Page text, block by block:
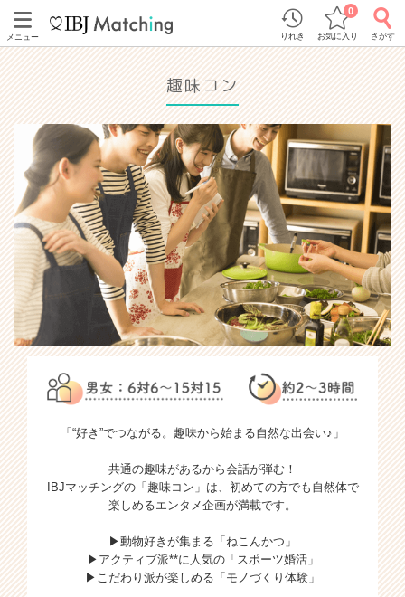
メニュー りれき お気に入り
0
さがす
趣味コン
「“好き”でつながる。趣味から始まる自然な出会い♪」
共通の趣味があるから会話が弾む！
IBJマッチングの「趣味コン」は、初めての方でも自然体で
楽しめるエンタメ企画が満載です。
▶動物好きが集まる「ねこんかつ」
▶アクティブ派**に人気の「スポーツ婚活」
▶こだわり派が楽しめる「モノづくり体験」